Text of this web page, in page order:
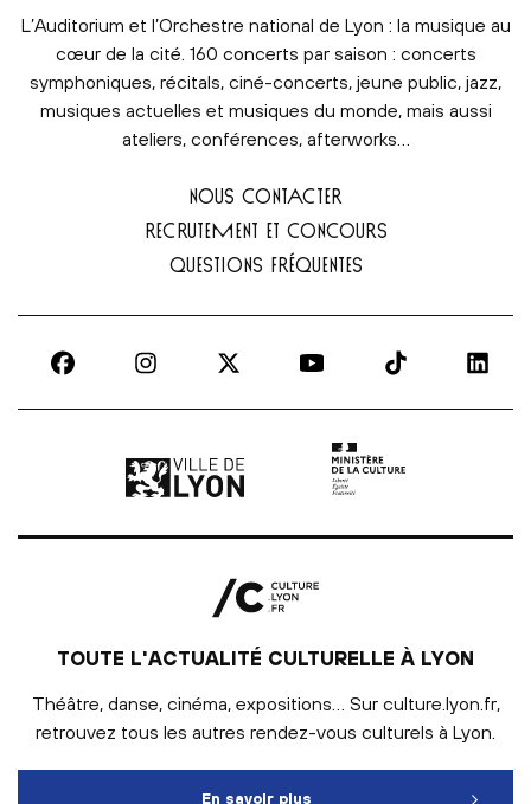
L’Auditorium et l’Orchestre national de Lyon : la musique au
cœur de la cité. 160 concerts par saison : concerts
symphoniques, récitals, ciné-concerts, jeune public, jazz,
musiques actuelles et musiques du monde, mais aussi
ateliers, conférences, afterworks…
NOUS CONTACTER
RECRUTEMENT ET CONCOURS
QUESTIONS FRÉQUENTES
Ville de Lyon | lien externeMinistère de la culture
TOUTE L'ACTUALITÉ CULTURELLE À LYON
Théâtre, danse, cinéma, expositions… Sur culture.lyon.fr,
retrouvez tous les autres rendez-vous culturels à Lyon.
En savoir plus Toute l'actualité culturelle